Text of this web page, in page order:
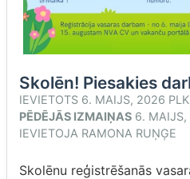
Skolēn! Piesakies
IEVIETOTS 6. MAIJS, 2026
PĒDĒJĀS IZMAIŅAS 6.
IEVIETOJA RAMONA RUŅĢE
Skolēnu reģistrēšanās